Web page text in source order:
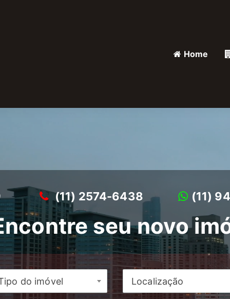
Home
(11) 2574-6438 (11)
seu novo
do imóvel Localização